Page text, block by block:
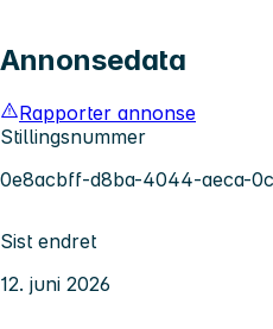
Annonsedata
Rapporter annonse
Stillingsnummer
0e8acbff-d8ba-4044-aeca-
Sist endret
12. juni 2026